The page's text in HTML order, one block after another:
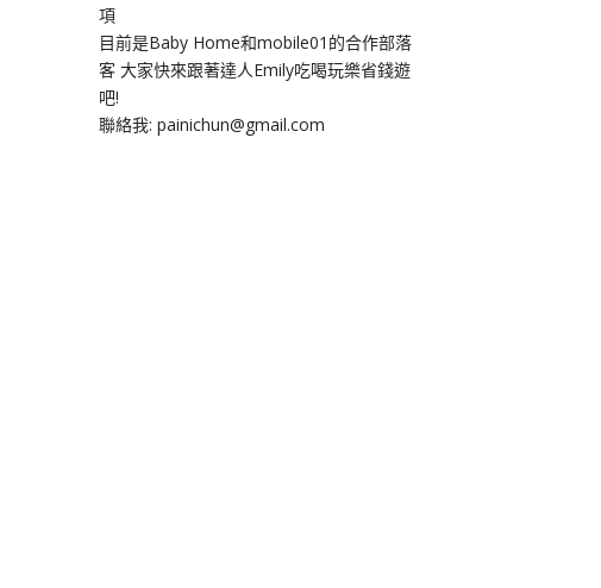
項
目前是Baby Home和mobile01的合作部落
客 大家快來跟著達人Emily吃喝玩樂省錢遊
吧!
聯絡我: painichun@gmail.com